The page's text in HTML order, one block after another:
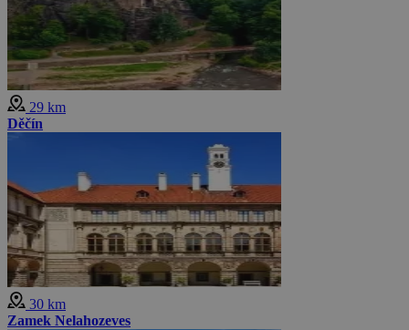
29 km
Děčín
30 km
Zamek Nelahozeves